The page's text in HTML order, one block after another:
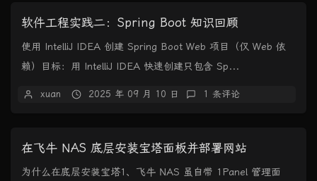
软件工程实践二：Spring Boot 知识回顾
使用 IntelliJ IDEA 创建 Spring Boot Web 项目（仅 Web 依
赖）目标：用 IntelliJ IDEA 快速创建只包含 Sp...
xuan 2025 年 09 月 10 日 1 条评论
在飞牛 NAS 底层安装宝塔面板并部署网站
为什么在底层安装宝塔1、飞牛 NAS 虽自带 1Panel 管理面